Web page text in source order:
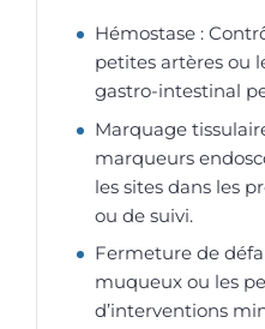
Hémostase :
petites artères ou
gastro-intestinal
Marquage
marqueurs
les sites dans les
ou de suivi.
Fermeture de
muqueux ou les
d’interventions